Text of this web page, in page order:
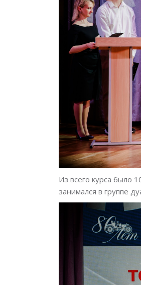
Из всего курса было
занимался в группе